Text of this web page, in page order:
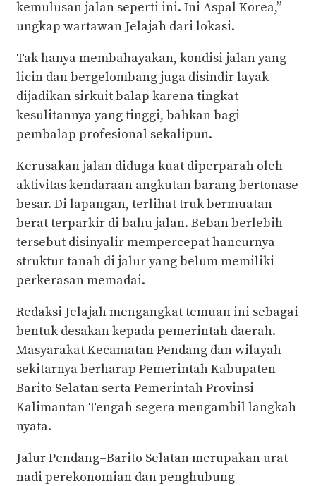
kemulusan jalan seperti ini. Ini Aspal Korea,”
ungkap wartawan Jelajah dari lokasi.
Tak hanya membahayakan, kondisi jalan yang
licin dan bergelombang juga disindir layak
dijadikan sirkuit balap karena tingkat
kesulitannya yang tinggi, bahkan bagi
pembalap profesional sekalipun.
Kerusakan jalan diduga kuat diperparah oleh
aktivitas kendaraan angkutan barang bertonase
besar. Di lapangan, terlihat truk bermuatan
berat terparkir di bahu jalan. Beban berlebih
tersebut disinyalir mempercepat hancurnya
struktur tanah di jalur yang belum memiliki
perkerasan memadai.
Redaksi Jelajah mengangkat temuan ini sebagai
bentuk desakan kepada pemerintah daerah.
Masyarakat Kecamatan Pendang dan wilayah
sekitarnya berharap Pemerintah Kabupaten
Barito Selatan serta Pemerintah Provinsi
Kalimantan Tengah segera mengambil langkah
nyata.
Jalur Pendang–Barito Selatan merupakan urat
nadi perekonomian dan penghubung